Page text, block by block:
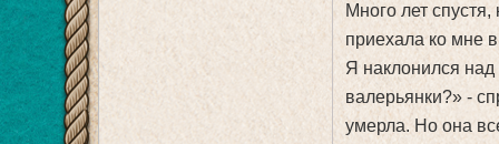
Много лет
приехала ко мне
Я наклонился над
валерьянки?» -
умерла. Но она